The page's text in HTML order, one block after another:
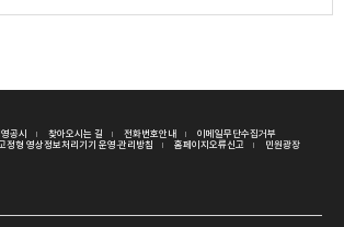
공시 찾아오시는 길 전화번호안내 이메일무단수집거부
정형 영상정보처리기기 운영·관리방침 홈페이지오류신고 민원광장